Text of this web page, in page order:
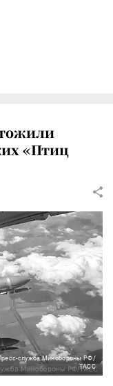
«Птиц
служба Минобороны РФ/
ТАСС